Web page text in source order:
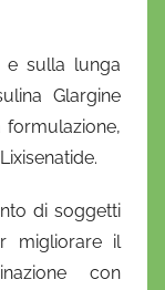
sulla lunga
Glargine
formulazione,
di soggetti
migliorare il
con